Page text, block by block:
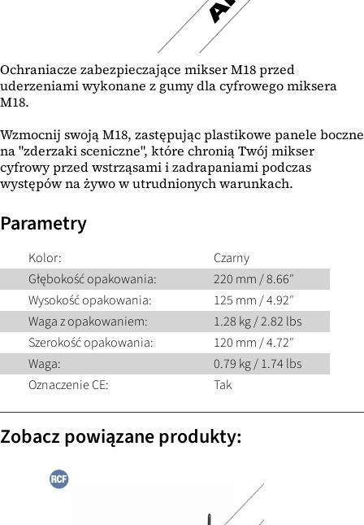
Ochraniacze zabezpieczające mikser M18 przed
uderzeniami wykonane z gumy dla cyfrowego miksera
M18.
Wzmocnij swoją M18, zastępując plastikowe panele boczne
na "zderzaki sceniczne", które chronią Twój mikser
cyfrowy przed wstrząsami i zadrapaniami podczas
występów na żywo w utrudnionych warunkach.
Parametry
Kolor:
Czarny
Głębokość opakowania:
220 mm / 8.66″
Wysokość opakowania:
125 mm / 4.92″
Waga z opakowaniem:
1.28 kg / 2.82 lbs
Szerokość opakowania:
120 mm / 4.72″
Waga:
0.79 kg / 1.74 lbs
Oznaczenie CE:
Tak
Zobacz powiązane produkty: